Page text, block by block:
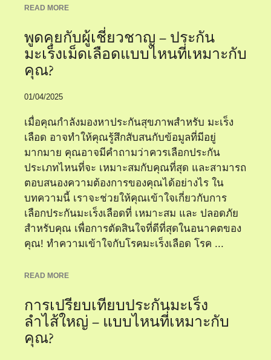
READ MORE
พูดคุยกับผู้เชี่ยวชาญ – ประกัน
มะเร็งเม็ดเลือดแบบไหนที่เหมาะกับ
คุณ?
01/04/2025
เมื่อคุณกำลังมองหาประกันสุขภาพสำหรับ มะเร็ง
เลือด อาจทำให้คุณรู้สึกสับสนกับข้อมูลที่มีอยู่
มากมาย คุณอาจมีคำถามว่าควรเลือกประกัน
ประเภทไหนที่จะ เหมาะสมกับคุณที่สุด และสามารถ
ตอบสนองความต้องการของคุณได้อย่างไร ใน
บทความนี้ เราจะช่วยให้คุณเข้าใจเกี่ยวกับการ
เลือกประกันมะเร็งเลือดที่ เหมาะสม และ ปลอดภัย
สำหรับคุณ เพื่อการตัดสินใจที่ดีที่สุดในอนาคตของ
คุณ! ทำความเข้าใจกับโรคมะเร็งเลือด โรค ...
READ MORE
การเปรียบเทียบประกันมะเร็ง
ลำไส้ใหญ่ – แบบไหนที่เหมาะกับ
คุณ?